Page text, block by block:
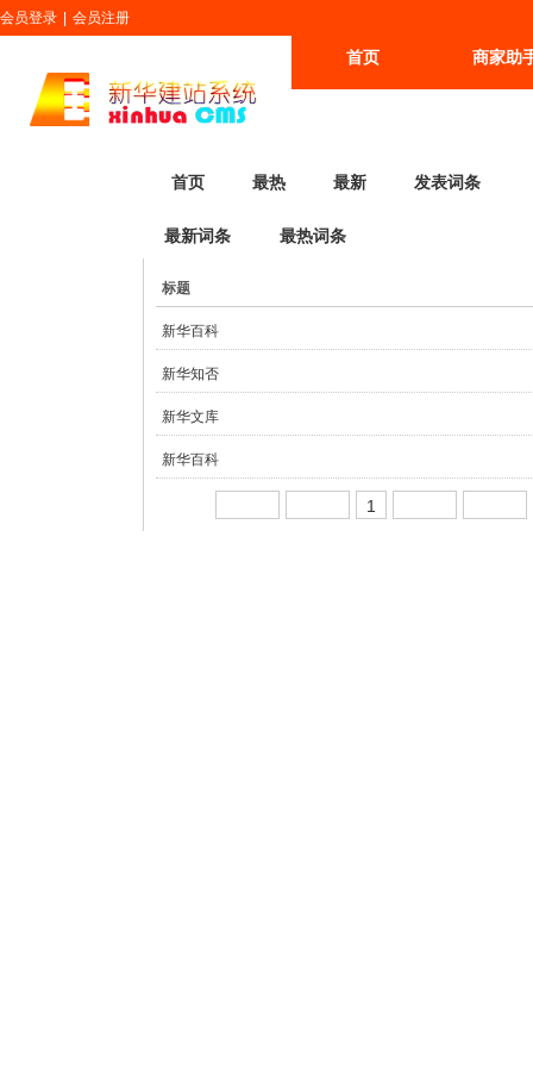
首页 商家助
会员登录 会员注册
首页 最热 最新 发表词条
最新词条 最热词条
标题
新华百科
374
2021-01-25
01:57:39
xrsd100
新华知否
435
2020-03-21
18:35:16
新华文库
395
新华百科
1